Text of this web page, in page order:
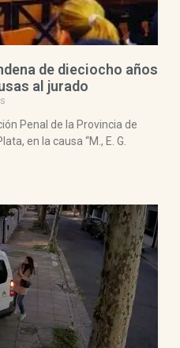
de dieciocho años
al jurado
Penal de la Provincia de
en la causa “M., E. G.